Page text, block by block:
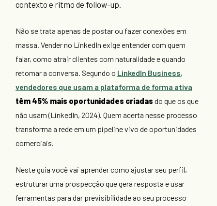
contexto e ritmo de follow-up.
Não se trata apenas de postar ou fazer conexões em
massa. Vender no LinkedIn exige entender com quem
falar, como atrair clientes com naturalidade e quando
retomar a conversa. Segundo o LinkedIn Business,
vendedores que usam a plataforma de forma ativa
têm 45% mais oportunidades criadas do que os que
não usam (LinkedIn, 2024). Quem acerta nesse processo
transforma a rede em um pipeline vivo de oportunidades
comerciais.
Neste guia você vai aprender como ajustar seu perfil,
estruturar uma prospecção que gera resposta e usar
ferramentas para dar previsibilidade ao seu processo